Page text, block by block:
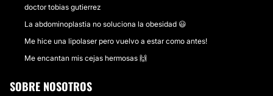
doctor tobias gutierrez
La abdominoplastia no soluciona la obesidad 😃
Me hice una lipolaser pero vuelvo a estar como antes!
Me encantan mis cejas hermosas 🙌
SOBRE NOSOTROS